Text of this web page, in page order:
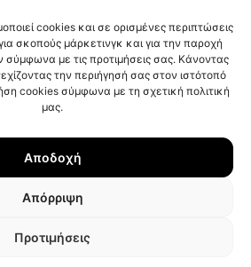
cookies και σε ορισμένες περιπτώσεις
σκοπούς μάρκετινγκ και για την παροχή
με τις προτιμήσεις σας. Κάνοντας
την περιήγησή σας στον ιστότοπό
cookies σύμφωνα με τη σχετική πολιτική
μας.
Αποδοχή
Απόρριψη
Προτιμήσεις
Όροι Χρήσης
Πολιτική Cookies